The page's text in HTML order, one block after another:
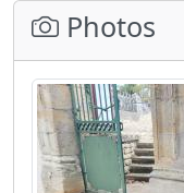
Photos